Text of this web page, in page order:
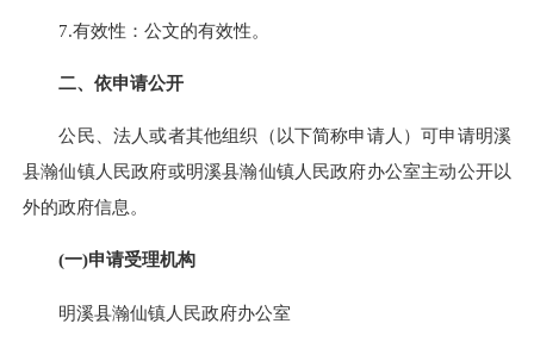
7.有效性：公文的有效性。
二、依申请公开
公民、法人或者其他组织（以下简称申请人）可申请明溪
县瀚仙镇人民政府或明溪县瀚仙镇人民政府办公室主动公开以
外的政府信息。
(一)申请受理机构
明溪县瀚仙镇人民政府办公室